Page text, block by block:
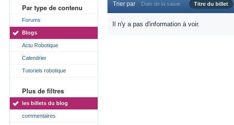
Par type de contenu
Forums
Blogs
Actu Robotique
Calendrier
Tutoriels robotique
Plus de filtres
les billets du blog
commentaires
Trier par Date de la saisie Titre du billet
Il n'y a pas d'information à voir.